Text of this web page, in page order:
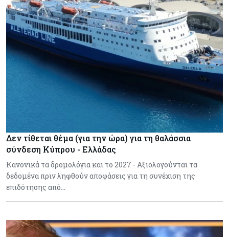
Δεν τίθεται θέμα (για την ώρα) για τη θαλάσσια
σύνδεση Κύπρου - Ελλάδας
Κανονικά τα δρομολόγια και το 2027 - Αξιολογούνται τα
δεδομένα πριν ληφθούν αποφάσεις για τη συνέχιση της
επιδότησης από…